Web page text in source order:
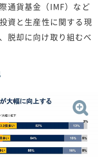
通貨基金（IMF）など
資と生産性に関する現
脱却に向け取り組むべ